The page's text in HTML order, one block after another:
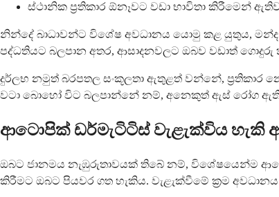
ස්ථානික ප්‍රතිකාර ඕනෑවට වඩා භාවිතා කිරීමෙන්
නින්දේ බාධාවන්ට විශේෂ අවධානය යොමු කළ යුතුය, මන්ද
පද්ධතියට බලපාන අතර, ආසාදනවලට ඔබව වඩාත්
දුර්ලභ නමුත් බරපතල සංකූලතා ඇතුළත් වන්නේ,
වටා බොහෝ විට බලපාන්නේ නම්, අනෙකුත් ඇස් රෝග
ආටොපික් ඩර්මැටිටිස් වැළැක්විය හැකි
ඔබට ජානමය නැඹුරුතාවයක් තිබේ නම්, විශේෂයෙන්ම
කිරීමට ඔබට පියවර ගත හැකිය. වැළැක්වීමේ ක්‍රම